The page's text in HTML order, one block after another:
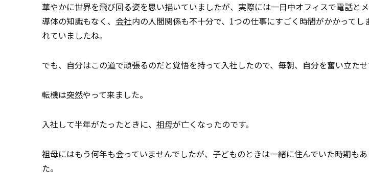
華やかに世界を飛び回る姿を思い描いていましたが、実際には一日中オフィスで電話と
導体の知識もなく、 会社内の人間関係も不十分で、1つの仕事にすごく時間がかかってし
れていましたね。
でも、自分はこの道で頑張るのだと覚悟を持って入社したので、毎朝、自分を奮い立たせ
転機は突然やって来ました。
入社して半年がたったときに、 祖母が亡くなったのです。
祖母にはもう何年も会っていませんでしたが、子どものときは一緒に住んでいた時期もあ
た。